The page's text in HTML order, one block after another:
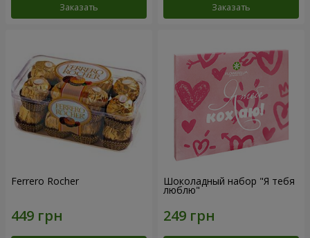
Заказать Заказать
Ferrero Rocher Шоколадный набор "Я тебя
люблю"